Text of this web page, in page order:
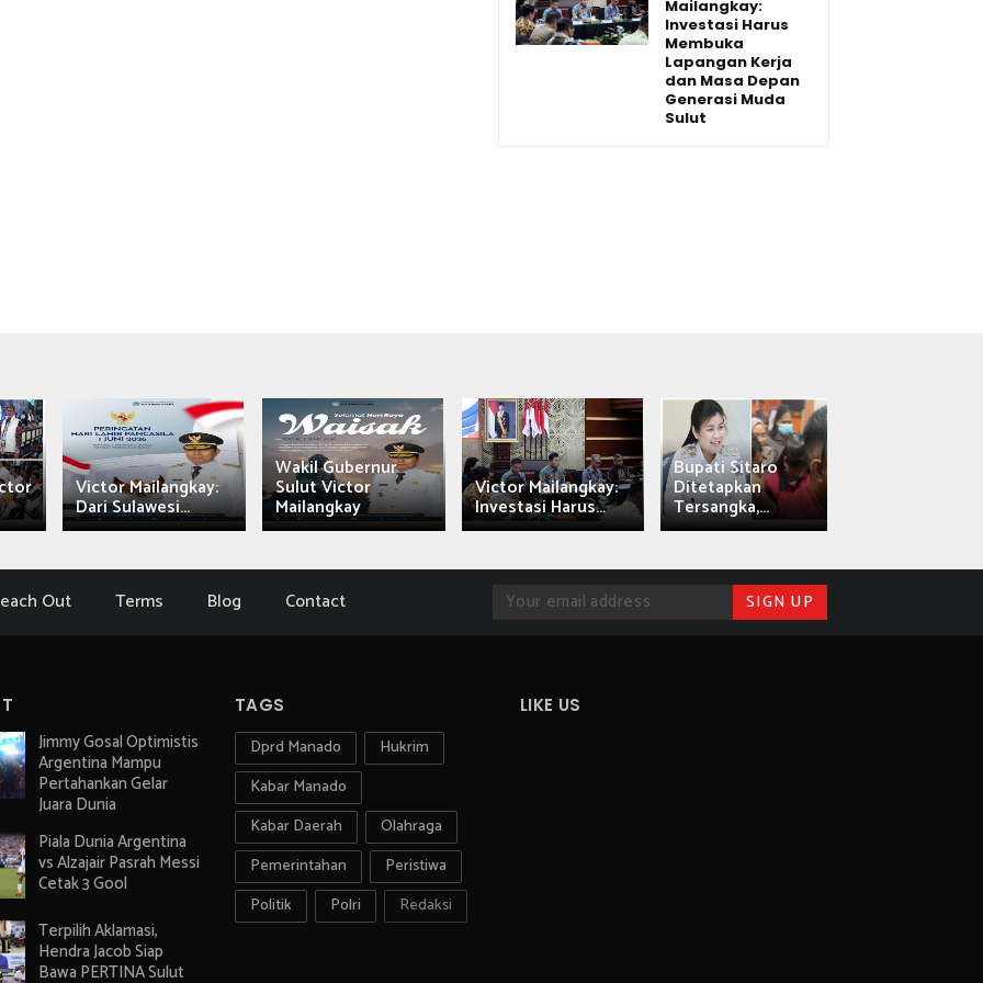
Mailangkay:
Investasi Harus
Membuka
Lapangan Kerja
dan Masa Depan
Generasi Muda
Sulut
Victor Mailangkay:
Dari Sulawesi...
Wakil Gubernur
Sulut Victor
Mailangkay
Victor Mailangkay:
Investasi Harus...
Bupati Sitaro
Ditetapkan
Tersangka,...
Out Terms Blog Contact
Jimmy Gosal Optimistis
Argentina Mampu
Pertahankan Gelar
Juara Dunia
Piala Dunia Argentina
vs Alzajair Pasrah Messi
Cetak 3 Gool
Terpilih Aklamasi,
Hendra Jacob Siap
Bawa PERTINA Sulut
TAGS
Dprd Manado
Hukrim
Kabar Manado
Kabar Daerah
Olahraga
Pemerintahan
Peristiwa
Politik
Polri Redaksi
LIKE US